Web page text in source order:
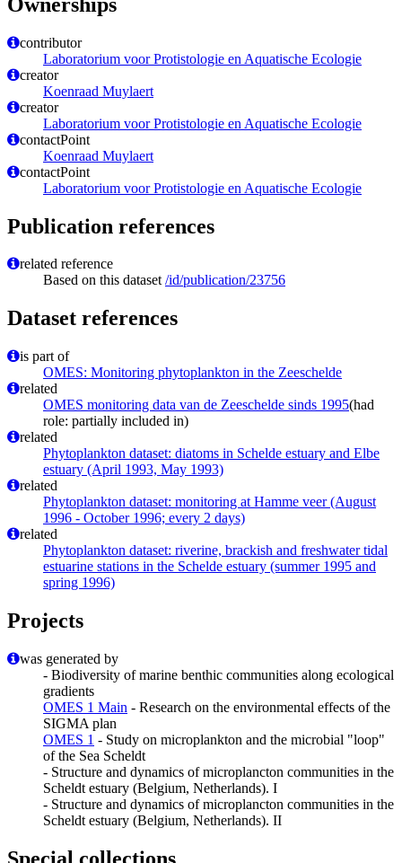
contributor
Laboratorium voor Protistologie en Aquatische Ecologie
creator
Koenraad Muylaert
creator
Laboratorium voor Protistologie en Aquatische Ecologie
contactPoint
Koenraad Muylaert
contactPoint
Laboratorium voor Protistologie en Aquatische Ecologie
Publication references
related reference
Based on this dataset/id/publication/23756
Dataset references
is part of
OMES: Monitoring phytoplankton in the Zeeschelde
related
OMES monitoring data van de Zeeschelde sinds 1995(had
role: partially included in)
related
Phytoplankton dataset: diatoms in Schelde estuary and Elbe
estuary (April 1993, May 1993)
related
Phytoplankton dataset: monitoring at Hamme veer (August
1996 - October 1996; every 2 days)
related
Phytoplankton dataset: riverine, brackish and freshwater tidal
estuarine stations in the Schelde estuary (summer 1995 and
spring 1996)
Projects
was generated by
- Biodiversity of marine benthic communities along ecological
gradients
OMES 1 Main - Research on the environmental effects of the
SIGMA plan
OMES 1 - Study on microplankton and the microbial "loop"
of the Sea Scheldt
- Structure and dynamics of microplancton communities in the
Scheldt estuary (Belgium, Netherlands). I
- Structure and dynamics of microplancton communities in the
Scheldt estuary (Belgium, Netherlands). II